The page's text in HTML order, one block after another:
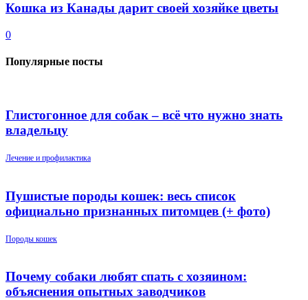
Кошка из Канады дарит своей хозяйке цветы
0
Популярные посты
Глистогонное для собак – всё что нужно знать
владельцу
Лечение и профилактика
Пушистые породы кошек: весь список
официально признанных питомцев (+ фото)
Породы кошек
Почему собаки любят спать с хозяином:
объяснения опытных заводчиков